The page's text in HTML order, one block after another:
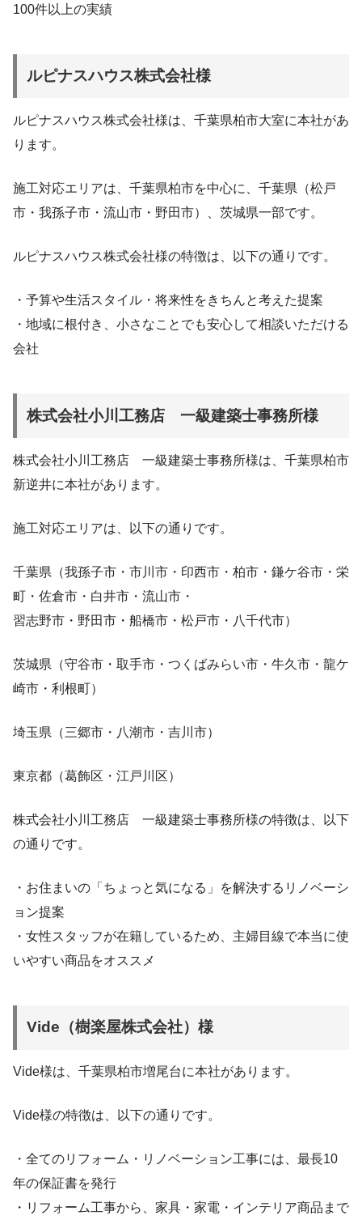
100件以上の実績
ルピナスハウス株式会社​様
ルピナスハウス株式会社​様は、千葉県柏市大室に本社があ
ります。
施工対応エリアは、千葉県柏市を中心に、千葉県（松戸
市・我孫子市・流山市・野田市）、茨城県一部です。
ルピナスハウス株式会社​様の特徴は、以下の通りです。
・予算や生活スタイル・将来性をきちんと考えた提案
・地域に根付き、小さなことでも安心して相談いただける
会社
株式会社小川工務店 一級建築士事務所様
株式会社小川工務店 一級建築士事務所様は、千葉県柏市
新逆井に本社があります。
施工対応エリアは、以下の通りです。
千葉県（我孫子市・市川市・印西市・柏市・鎌ケ谷市・栄
町・佐倉市・白井市・流山市・
習志野市・野田市・船橋市・松戸市・八千代市）
茨城県（守谷市・取手市・つくばみらい市・牛久市・龍ケ
崎市・利根町）
埼玉県（三郷市・八潮市・吉川市）
東京都（葛飾区・江戸川区）
株式会社小川工務店 一級建築士事務所様の特徴は、以下
の通りです。
・お住まいの「ちょっと気になる」を解決するリノベーシ
ョン提案
・女性スタッフが在籍しているため、主婦目線で本当に使
いやすい商品をオススメ
Vide（樹楽屋株式会社）様
Vide様は、千葉県柏市増尾台に本社があります。
Vide様の特徴は、以下の通りです。
・全てのリフォーム・リノベーション工事には、最長10
年の保証書を発行
・リフォーム工事から、家具・家電・インテリア商品まで